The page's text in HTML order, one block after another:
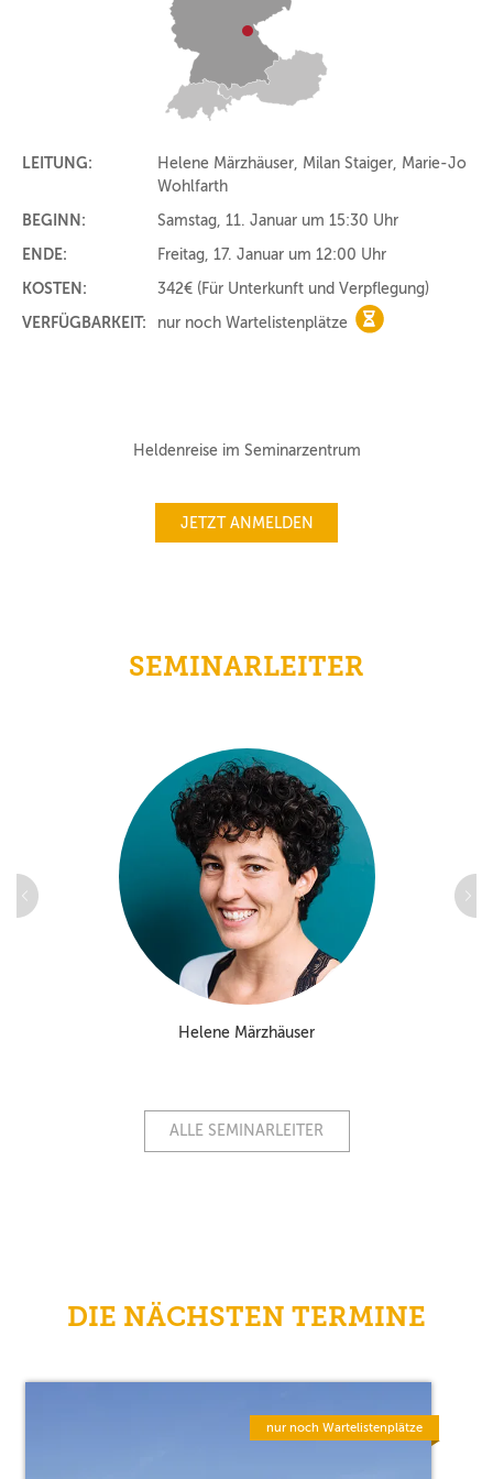
LEITUNG:
Helene Märzhäuser, Milan Staiger, Marie-Jo
Wohlfarth
BEGINN:
Samstag, 11. Januar um 15:30 Uhr
ENDE:
Freitag, 17. Januar um 12:00 Uhr
KOSTEN:
342€ (Für Unterkunft und Verpflegung)
VERFÜGBARKEIT:
nur noch Wartelistenplätze nur noch
Heldenreise im Seminarzentrum
JETZT ANMELDEN
SEMINARLEITER
Helene Märzhäuser
ALLE SEMINARLEITER
DIE NÄCHSTEN TERMINE
nur noch Wartelistenplätze